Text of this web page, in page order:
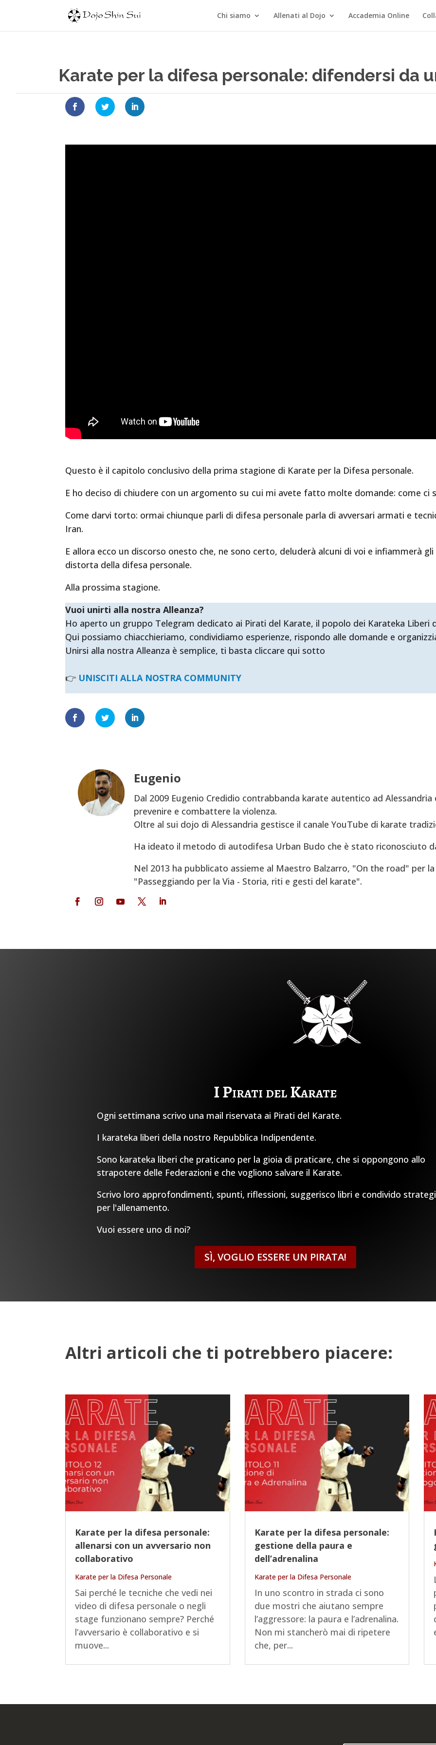
Chi siamo Allenati al Dojo Accademia Online
Karate per la difesa personale: difendersi da
Questo è il capitolo conclusivo della prima stagione di Karate per la Difesa personale.
E ho deciso di chiudere con un argomento su cui mi avete fatto molte domande: come ci
Come darvi torto: ormai chiunque parli di difesa personale parla di avversari armati e
Iran.
E allora ecco un discorso onesto che, ne sono certo, deluderà alcuni di voi e infiammerà
distorta della difesa personale.
Alla prossima stagione.
Vuoi unirti alla nostra Alleanza?
Ho aperto un gruppo Telegram dedicato ai Pirati del Karate, il popolo dei Karateka Liberi
Qui possiamo chiacchieriamo, condividiamo esperienze, rispondo alle domande e
Unirsi alla nostra Alleanza è semplice, ti basta cliccare qui sotto
👉 UNISCITI ALLA NOSTRA COMMUNITY
Eugenio
Dal 2009 Eugenio Credidio contrabbanda karate autentico ad
prevenire e combattere la violenza.
Oltre al sui dojo di Alessandria gestisce il canale YouTube di karate
Ha ideato il metodo di autodifesa Urban Budo che è stato riconosciuto
Nel 2013 ha pubblicato assieme al Maestro Balzarro, "On the road" per
"Passeggiando per la Via - Storia, riti e gesti del karate".
I Pirati del Karate
Ogni settimana scrivo una mail riservata ai Pirati del Karate.
I karateka liberi della nostro Repubblica Indipendente.
Sono karateka liberi che praticano per la gioia di praticare, che si oppongono allo
strapotere delle Federazioni e che vogliono salvare il Karate.
Scrivo loro approfondimenti, spunti, riflessioni, suggerisco libri e condivido
per l'allenamento.
Vuoi essere uno di noi?
SÌ, VOGLIO ESSERE UN PIRATA!
Altri articoli che ti potrebbero piacere:
Karate per la difesa personale:
allenarsi con un avversario non
collaborativo
Karate per la Difesa Personale
Sai perché le tecniche che vedi nei
video di difesa personale o negli
stage funzionano sempre? Perché
l’avversario è collaborativo e si
muove...
Karate per la difesa personale:
gestione della paura e
dell’adrenalina
Karate per la Difesa Personale
In uno scontro in strada ci sono
due mostri che aiutano sempre
l’aggressore: la paura e l’adrenalina.
Non mi stancherò mai di ripetere
che, per...